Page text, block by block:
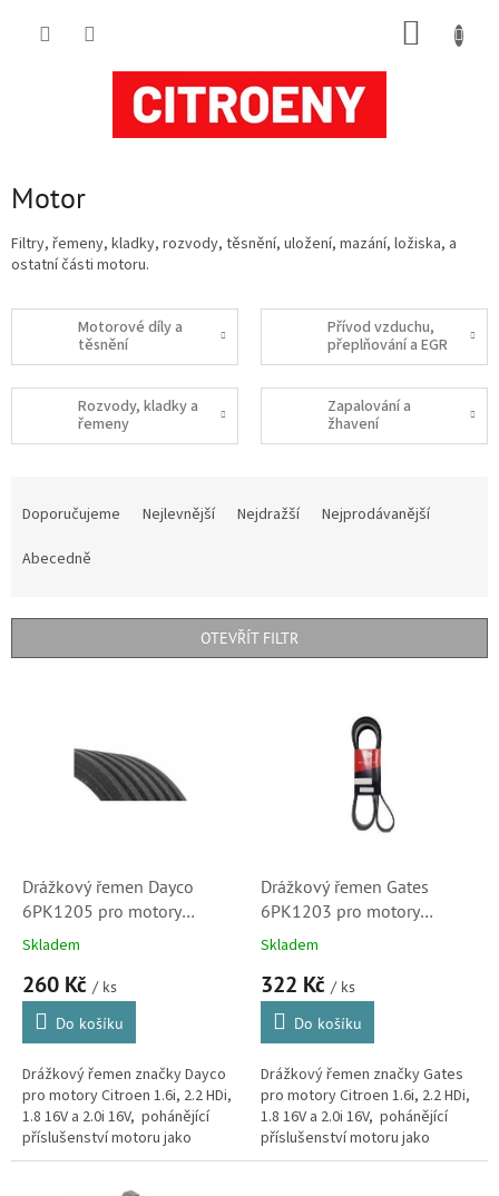
Motor
Filtry, řemeny, kladky, rozvody, těsnění, uložení, mazání, ložiska, a
ostatní části motoru.
Motorové díly a
těsnění
Přívod vzduchu,
přeplňování a EGR
Rozvody, kladky a
řemeny
Zapalování a
žhavení
r
Doporučujeme Nejlevnější Nejdražší
Nejprodávanější
Abecedně
OTEVŘÍT FILTR
Drážkový řemen Dayco
6PK1205 pro motory
Citroen 1.6i, 2.2 HDi, 1.8i
5750RZ, 5750ZG, 6PK1200)
Skladem
260 Kč / ks
Do košíku
Drážkový řemen značky Dayco
pro motory Citroen 1.6i, 2.2 HDi,
1.8 16V a 2.0i 16V, pohánějící
příslušenství motoru jako
alternátor, čerpadlo řízení nebo
Drážkový řemen Gates
6PK1203 pro motory
Citroen 1.6i, 2.2 HDi, 1.8i
5750M0, 5750RZ, 5750Y2,
5750ZG)
Skladem
322 Kč / ks
Do košíku
Drážkový řemen značky Gates
pro motory Citroen 1.6i, 2.2 HDi,
1.8 16V a 2.0i 16V, pohánějící
příslušenství motoru jako
alternátor, čerpadlo řízení nebo